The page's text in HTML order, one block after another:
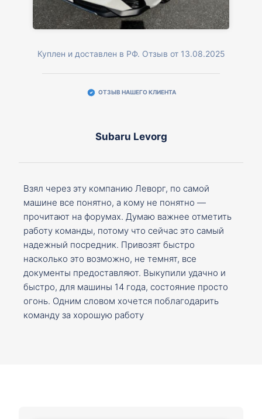
Куплен и доставлен в РФ. Отзыв от 13.08.2025
ОТЗЫВ НАШЕГО КЛИЕНТА
Subaru Levorg
Взял через эту компанию Леворг, по самой
машине все понятно, а кому не понятно —
прочитают на форумах. Думаю важнее отметить
работу команды, потому что сейчас это самый
надежный посредник. Привозят быстро
насколько это возможно, не темнят, все
документы предоставляют. Выкупили удачно и
быстро, для машины 14 года, состояние просто
огонь. Одним словом хочется поблагодарить
команду за хорошую работу